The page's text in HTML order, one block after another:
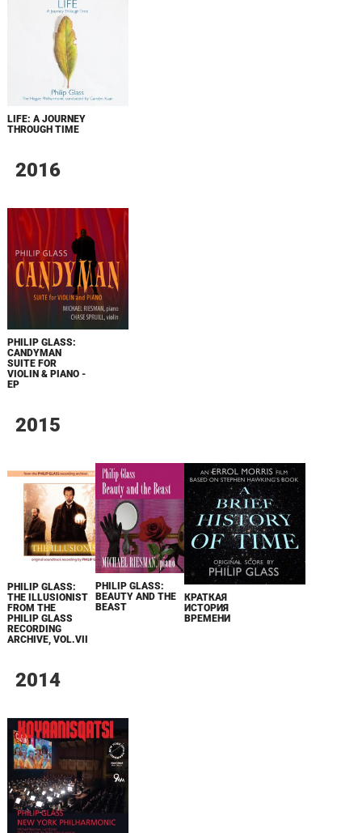
LIFE: A JOURNEY
THROUGH TIME
2016
PHILIP GLASS:
CANDYMAN
SUITE FOR
VIOLIN & PIANO -
EP
2015
PHILIP GLASS:
THE ILLUSIONIST
FROM THE
PHILIP GLASS
RECORDING
ARCHIVE, VOL.VII
PHILIP GLASS:
BEAUTY AND THE
BEAST
КРАТКАЯ
ИСТОРИЯ
ВРЕМЕНИ
2014